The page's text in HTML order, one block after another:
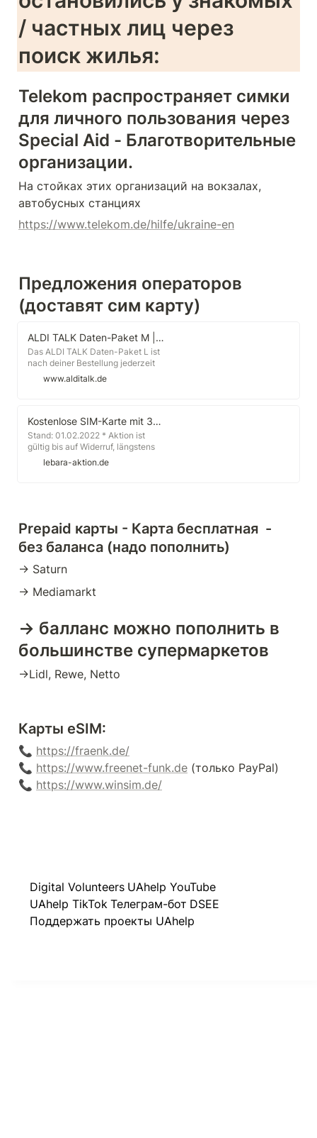
/ частных лиц через
поиск жилья:
Telekom распространяет симки
для личного пользования через
Special Aid - Благотворительные
организации.
На стойках этих организаций на вокзалах,
автобусных станциях
https://www.telekom.de/hilfe/ukraine-en
Предложения операторов
(доставят сим карту)
ALDI TALK Daten-Paket M | ALDI TALK Online Shop
Das ALDI TALK Daten-Paket L ist
nach deiner Bestellung jederzeit
über " Mein ALDI TALK", die ALDI
TALK App und unter der
verlängert sich automatisch um
weitere 4 Wochen bei
ausreichendem Guthaben. Du
kannst das Daten-Paket L einzeln
buchen oder mit den Reise-
www.alditalk.de
Kostenlose SIM-Karte mit 3€ Startguthaben von Lebara
Stand: 01.02.2022 * Aktion ist
gültig bis auf Widerruf, längstens
jedoch bis zum 31.03.2022 *
Preise inkl. MwSt. *
Allgemeinen
Geschäftsbedingungen.
lebara-aktion.de
Prepaid карты - Карта бесплатная  -
без баланса (надо пополнить)
→ Saturn
→ Mediamarkt
→ балланс можно пополнить в
большинстве супермаркетов
→Lidl, Rewe, Netto
Карты eSIM:
📞 https://fraenk.de/
📞 https://www.freenet-funk.de (только PayPal)
📞 https://www.winsim.de/
Digital Volunteers UAhelp YouTube
UAhelp TikTok Телеграм-бот DSEE
Поддержать проекты UAhelp